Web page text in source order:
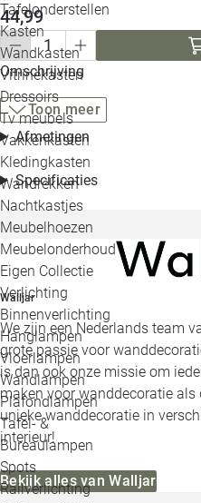
Tafelonderstellen
Kasten
Wandkasten
Vitrinekasten
Dressoirs
Tv meubels
Vakkenkasten
Kledingkasten
Wandrekken
Nachtkastjes
Meubelhoezen
Meubelonderhoud
Eigen Collectie
Verlichting
Binnenverlichting
Hanglampen
Vloerlampen
Wandlampen
Plafondlampen
Tafel- &
Bureaulampen
Spots
Railverlichting
44,99
Omschrijving
Toon meer
Afmetingen
Specificaties
Walljar
We zijn een Nederlands team
grote passie voor
is dan ook onze missie om
maken voor wanddecoratie
unieke wanddecoratie in
interieur!
Bekijk alles van Walljar